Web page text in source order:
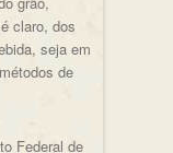
claro, dos
seja em
de
Federal de